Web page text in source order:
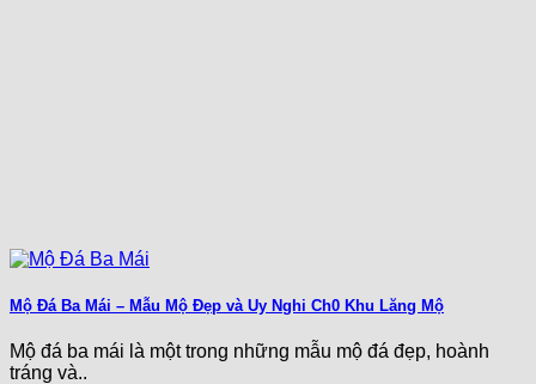
Mộ Đá Ba Mái – Mẫu Mộ Đẹp và Uy Nghi Ch0 Khu Lăng Mộ
Mộ đá ba mái là một trong những mẫu mộ đá đẹp, hoành
tráng và..